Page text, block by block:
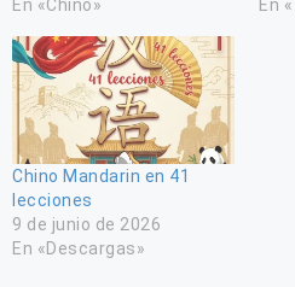
En «Chino» En
Chino Mandarin en 41
lecciones
9 de junio de 2026
En «Descargas»